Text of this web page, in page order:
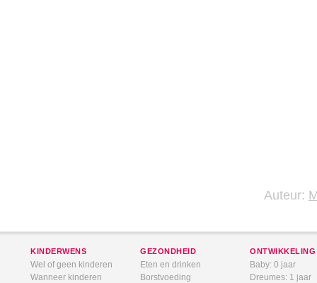
Auteur:
KINDERWENS
Wel of geen kinderen
Wanneer kinderen
GEZONDHEID
Eten en drinken
Borstvoeding
ONTWIKKELING
Baby: 0 jaar
Dreumes: 1 jaar